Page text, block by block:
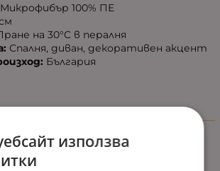
Микрофибър 100% ПЕ
на 30°C в пералня
Спалня, диван, декоративен акцент
България
и стил с декоративна
използва